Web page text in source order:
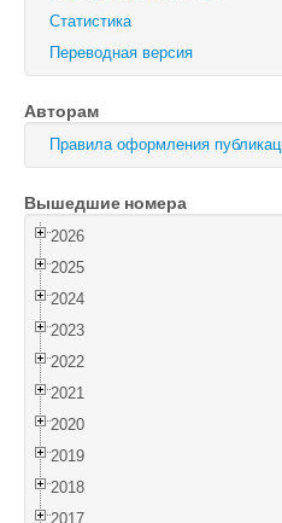
Физика твердого тела
Физика и техника
Оптика и спектроскопия
Поиск
Войти
Статистика
Переводная версия
Авторам
Правила оформления
Вышедшие номера
2026
2025
2024
2023
2022
2021
2020
2019
2018
2017